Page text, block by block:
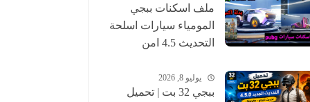
ملف اسكنات ببجي
المومياء سيارات اسلحة
التحديث 4.5 امن
pubgskins
يوليو 8, 2026
ببجي 32 بت | تحميل